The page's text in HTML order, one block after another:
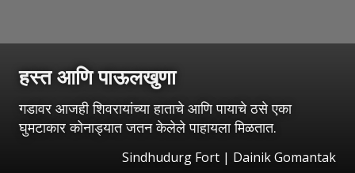
हस्त आणि पाऊलखुणा
गडावर आजही शिवरायांच्या हाताचे आणि पायाचे ठसे एका
घुमटाकार कोनाड्यात जतन केलेले पाहायला मिळतात.
Sindhudurg Fort | Dainik Gomantak